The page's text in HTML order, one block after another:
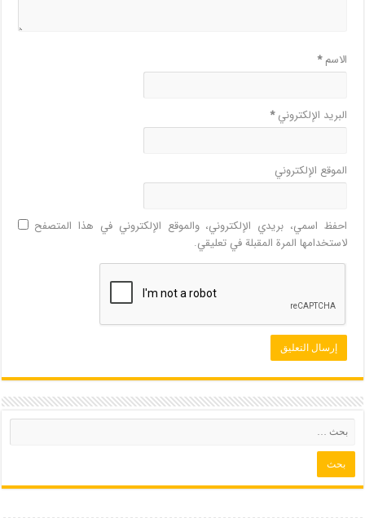
الاسم*
البريد الإلكتروني*
الموقع الإلكتروني
احفظ اسمي، بريدي الإلكتروني، والموقع الإلكتروني في هذا المتصفح
لاستخدامها المرة المقبلة في تعليقي.